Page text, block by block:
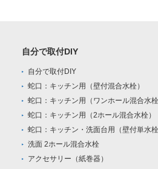
自分で取付DIY
自分で取付DIY
蛇口：キッチン用（壁付混合水栓）
蛇口：キッチン用（ワンホール混合水栓
蛇口：キッチン用（2ホール混合水栓）
蛇口：キッチン・洗面台用（壁付単水栓
洗面 2ホール混合水栓
アクセサリー（紙巻器）